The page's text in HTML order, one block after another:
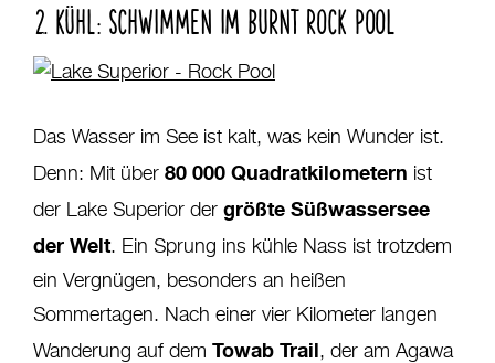
2. KÜHL: SCHWIMMEN IM BURNT ROCK POOL
Das Wasser im See ist kalt, was kein Wunder ist.
Denn: Mit über 80 000 Quadratkilometern ist
der Lake Superior der größte Süßwassersee
der Welt. Ein Sprung ins kühle Nass ist trotzdem
ein Vergnügen, besonders an heißen
Sommertagen. Nach einer vier Kilometer langen
Wanderung auf dem Towab Trail, der am Agawa